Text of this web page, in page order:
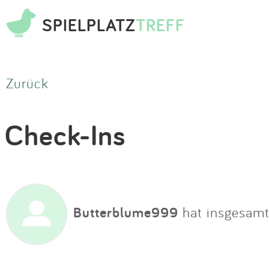
SPIELPLATZTREFF
Zurück
Check-Ins
Butterblume999 hat